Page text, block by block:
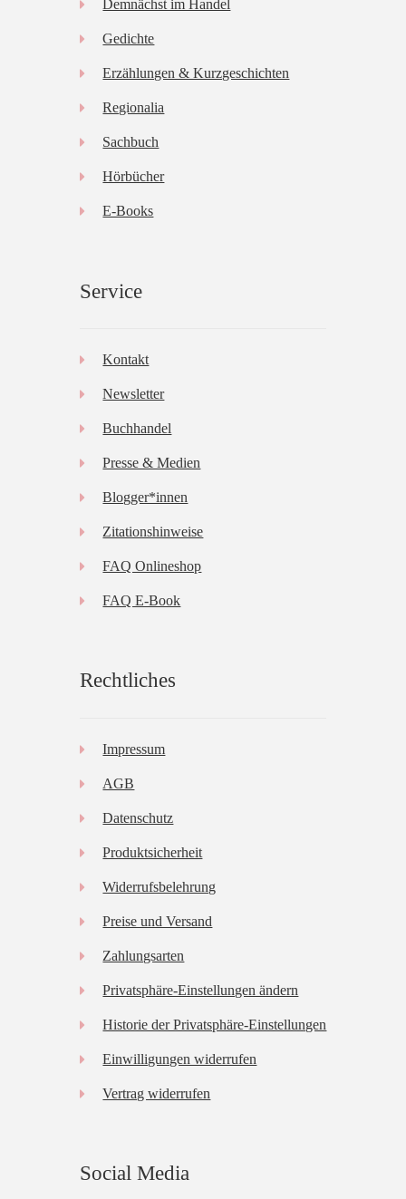
Demnächst im Handel
Gedichte
Erzählungen & Kurzgeschichten
Regionalia
Sachbuch
Hörbücher
E-Books
Service
Kontakt
Newsletter
Buchhandel
Presse & Medien
Blogger*innen
Zitationshinweise
FAQ Onlineshop
FAQ E-Book
Rechtliches
Impressum
AGB
Datenschutz
Produktsicherheit
Widerrufsbelehrung
Preise und Versand
Zahlungsarten
Privatsphäre-Einstellungen ändern
Historie der Privatsphäre-Einstellungen
Einwilligungen widerrufen
Vertrag widerrufen
Social Media